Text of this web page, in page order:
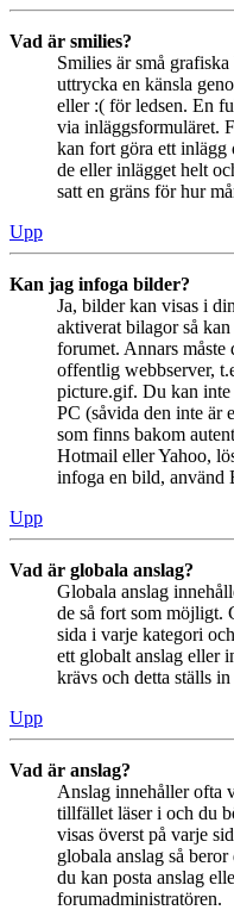
Vad är smilies?
Smilies är små
uttrycka en känsla
eller :( för ledsen. En
via inläggsformuläret.
kan fort göra ett inlägg
de eller inlägget helt
satt en gräns för hur
Upp
Kan jag infoga bilder?
Ja, bilder kan visas i
aktiverat bilagor så
forumet. Annars
offentlig webbserver,
picture.gif. Du kan
PC (såvida den inte är
som finns bakom
Hotmail eller Yahoo,
infoga en bild, använd
Upp
Vad är globala anslag?
Globala anslag
de så fort som möjligt.
sida i varje kategori
ett globalt anslag eller
krävs och detta ställs
Upp
Vad är anslag?
Anslag innehåller ofta
tillfället läser i och du
visas överst på varje
globala anslag så
du kan posta anslag
forumadministratören.